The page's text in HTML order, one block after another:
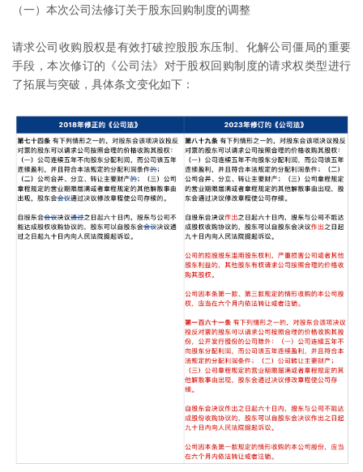
（一）本次公司法修订关于股东回购制度的调整
请求公司收购股权是有效打破控股股东压制、化解公司僵局的重要
手段，本次修订的《公司法》对于股权回购制度的请求权类型进行
了拓展与突破，具体条文变化如下：